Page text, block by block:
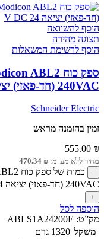
הוסף להשוואה
תצוגה מהירה
הוסף לרשימת המשאלות
240VAC (חד-פאזי) יציאה 24 V DC
Schneider Electric
זמין בהזמנה מראש
555.00 ₪
מחיר ללא מע״מ: 470.34 ₪
240VAC (חד-פאזי) יציאה 24 V DC
הוספה לסל
מק”ט: ABLS1A24200E
משקל 1320 גרם